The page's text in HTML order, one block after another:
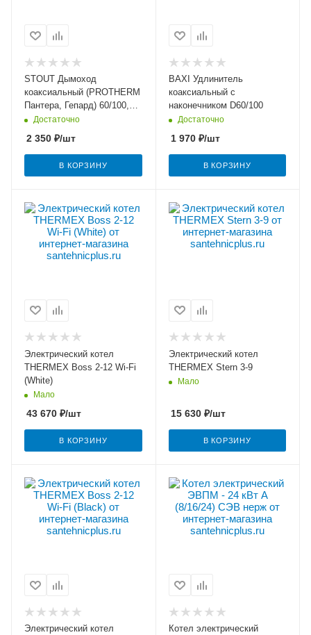
STOUT Дымоход
коаксиальный (PROTHERM
Пантера, Гепард) 60/100,
850мм
Достаточно
2 350 ₽/шт
В КОРЗИНУ
BAXI Удлинитель
коаксиальный с
наконечником D60/100
Достаточно
1 970₽/шт
В КОРЗИНУ
Электрический котел
THERMEX Boss 2-12 Wi-Fi
(White)
Мало
43 670 ₽/шт
В КОРЗИНУ
Электрический котел
THERMEX Stern 3-9
Мало
15 630₽/шт
В КОРЗИНУ
Электрический котел
Котел электрический